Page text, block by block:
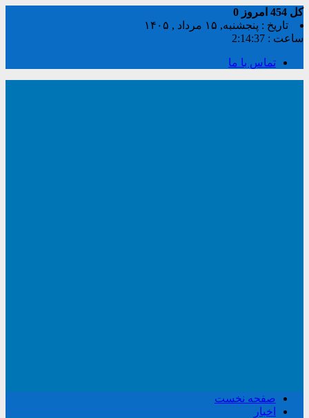
کل امروز 0
تاریخ : پنجشنبه, ۱۵ مرداد , ۱۴۰۵
ساعت : 2:14:37
تماس با ما
صفحه نخست
اخبار